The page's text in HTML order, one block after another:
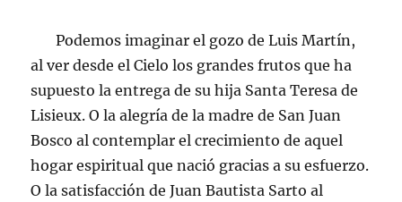
Podemos imaginar el gozo de Luis Martín,
al ver desde el Cielo los grandes frutos que ha
supuesto la entrega de su hija Santa Teresa de
Lisieux. O la alegría de la madre de San Juan
Bosco al contemplar el crecimiento de aquel
hogar espiritual que nació gracias a su esfuerzo.
O la satisfacción de Juan Bautista Sarto al